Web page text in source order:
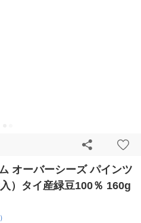
オーバーシーズ パインツ
）タイ産緑豆100％ 160g